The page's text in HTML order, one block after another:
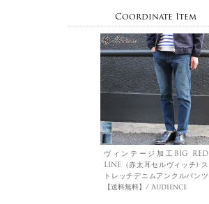
Coordinate Item
ヴィンテージ加工BIG RED
LINE（赤太耳セルヴィッチ) ス
トレッチデニムアンクルパンツ
【送料無料】/ Audience